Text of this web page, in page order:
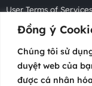
Đồng ý
Chúng tôi sử
duyệt web của
được cá nhân
User Terms of Services
Acceptable Use Policy
Cookie Policy
Cookie Settings
Law Enforcement